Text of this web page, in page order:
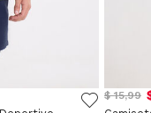
$ 15,99